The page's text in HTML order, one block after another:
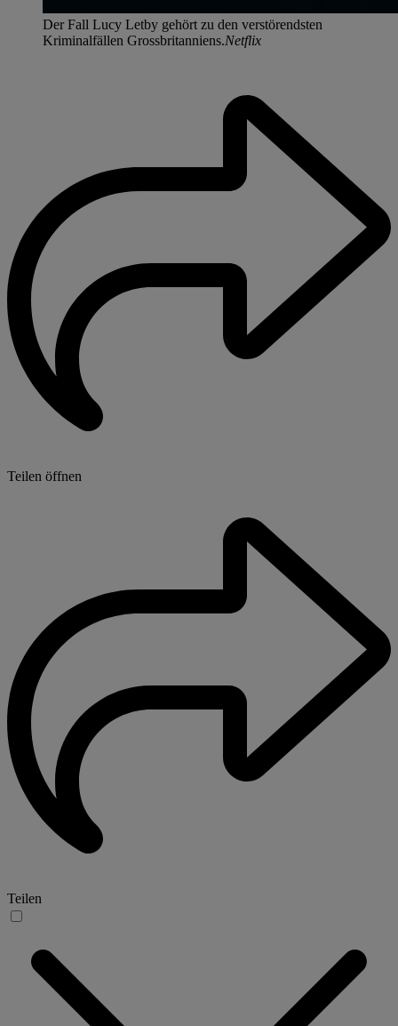
Der Fall Lucy Letby gehört zu den verstörendsten
Kriminalfällen Grossbritanniens.Netflix
Teilen öffnen
Teilen